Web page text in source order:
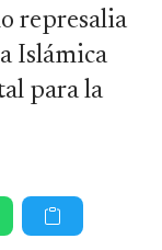
represalia
Islámica
para la